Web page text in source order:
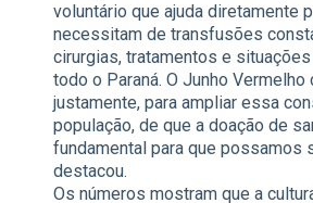
voluntário que ajuda diretamente
necessitam de transfusões
cirurgias, tratamentos e
todo o Paraná. O Junho Vermelho
justamente, para ampliar essa
população, de que a doação de
fundamental para que possamos
destacou.
Os números mostram que a